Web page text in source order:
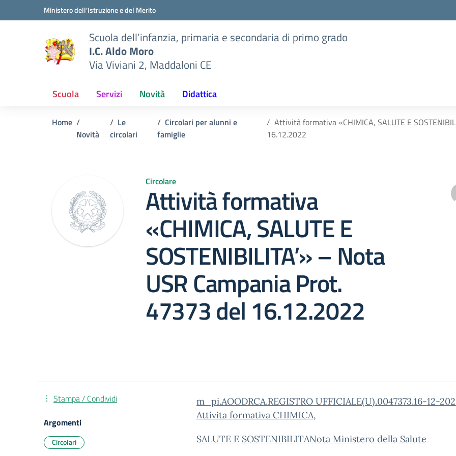
Vai ai contenuti
Vai al menu di navigazioneMinistero dell'Istruzione e del Merito
Scuola dell’infanzia, primaria e secondaria di primo grado
I.C. Aldo Moro
Via Viviani 2, Maddaloni CE
Scuola Servizi Novità Didattica
Home
Novità
Le
circolari
Circolari per alunni e
famiglie
Attività formativa «CHIMICA, SALUTE E
16.12.2022
Circolare
Attività formativa
«CHIMICA, SALUTE E
SOSTENIBILITA’» – Nota
USR Campania Prot.
47373 del 16.12.2022
m_pi.AOODRCA.REGISTRO UFFICIALE(U).0047373.16-12-
Attivita formativa CHIMICA,
SALUTE E SOSTENIBILITANota Ministero della Salute
Stampa / Condividi
Argomenti
Circolari